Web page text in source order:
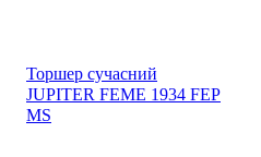
Торшер сучасний
JUPITER FEME 1934 FEP
MS